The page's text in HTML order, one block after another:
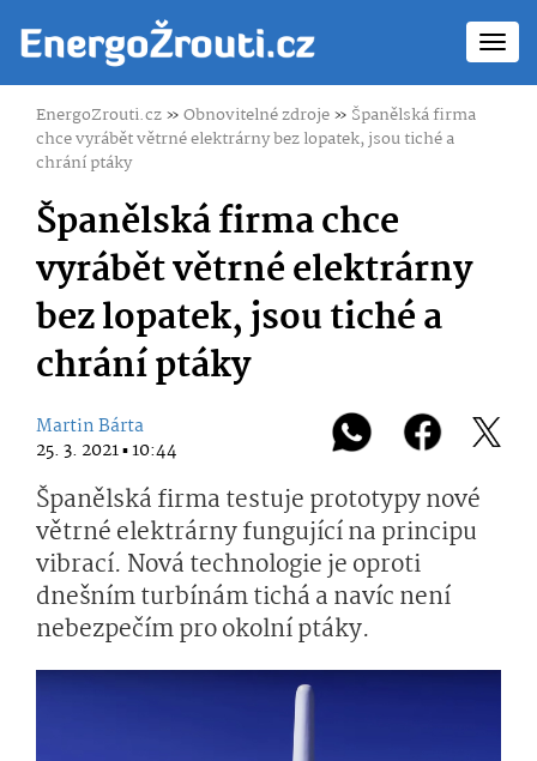
EnergoZrouti.cz»Obnovitelné zdroje» Španělská firma
chce vyrábět větrné elektrárny bez lopatek, jsou tiché a
chrání ptáky
Španělská firma chce
vyrábět větrné elektrárny
bez lopatek, jsou tiché a
chrání ptáky
Martin Bárta
25. 3. 2021 ▪ 10:44
Španělská firma testuje prototypy nové
větrné elektrárny fungující na principu
vibrací. Nová technologie je oproti
dnešním turbínám tichá a navíc není
nebezpečím pro okolní ptáky.